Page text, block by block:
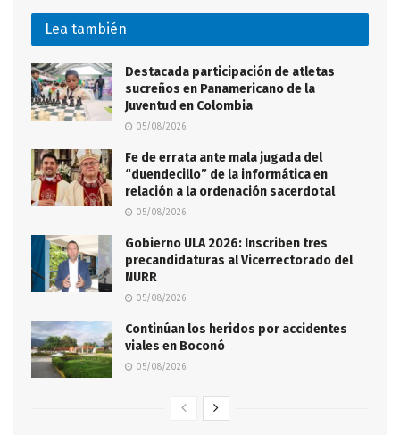
Lea también
Destacada participación de atletas
sucreños en Panamericano de la
Juventud en Colombia
05/08/2026
Fe de errata ante mala jugada del
“duendecillo” de la informática en
relación a la ordenación sacerdotal
05/08/2026
Gobierno ULA 2026: Inscriben tres
precandidaturas al Vicerrectorado del
NURR
05/08/2026
Continúan los heridos por accidentes
viales en Boconó
05/08/2026